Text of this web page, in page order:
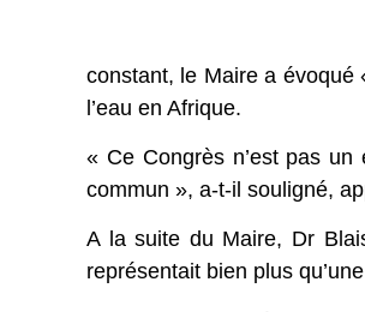
constant, le Maire a évoqué
l’eau en Afrique.
« Ce Congrès n’est pas
commun », a-t-il souligné,
A la suite du Maire, Dr
représentait bien plus